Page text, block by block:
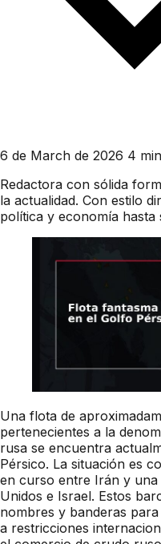
6 de March de 2026 4 min
Redactora con sólida
la actualidad. Con estilo
política y economía
Una flota de
pertenecientes a la
rusa se encuentra
Pérsico. La situación es
en curso entre Irán y una
Unidos e Israel. Estos
nombres y banderas
a restricciones